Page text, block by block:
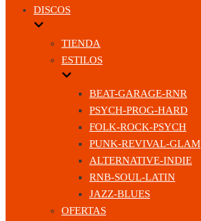
DISCOS
TIENDA
ESTILOS
BEAT-GARAGE-RNR
PSYCH-PROG-HARD
FOLK-ROCK-PSYCH
PUNK-REVIVAL-GLAM
ALTERNATIVE-INDIE
RNB-SOUL-LATIN
JAZZ-BLUES
OFERTAS